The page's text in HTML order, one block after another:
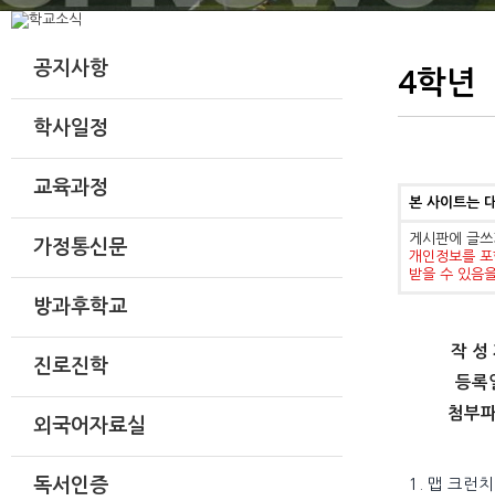
공지사항
학사일정
교육과정
가정통신문
방과후학교
진로진학
외국어자료실
독서인증
4학년
본 사이트는
게시판에 글
개인정보를
받을 수 있음
작 성
등록
첨부
1. 맵 크런